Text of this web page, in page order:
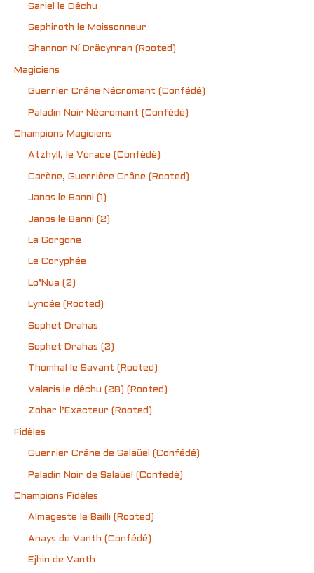
Sariel le Déchu
Sephiroth le Moissonneur
Shannon Ní Dräcynran (Rooted)
Magiciens
Guerrier Crâne Nécromant (Confédé)
Paladin Noir Nécromant (Confédé)
Champions Magiciens
Atzhyll, le Vorace (Confédé)
Carène, Guerrière Crâne (Rooted)
Janos le Banni (1)
Janos le Banni (2)
La Gorgone
Le Coryphée
Lo’Nua (2)
Lyncée (Rooted)
Sophet Drahas
Sophet Drahas (2)
Thomhal le Savant (Rooted)
Valaris le déchu (2B) (Rooted)
Zohar l’Exacteur (Rooted)
Fidèles
Guerrier Crâne de Salaüel (Confédé)
Paladin Noir de Salaüel (Confédé)
Champions Fidèles
Almageste le Bailli (Rooted)
Anays de Vanth (Confédé)
Ejhin de Vanth